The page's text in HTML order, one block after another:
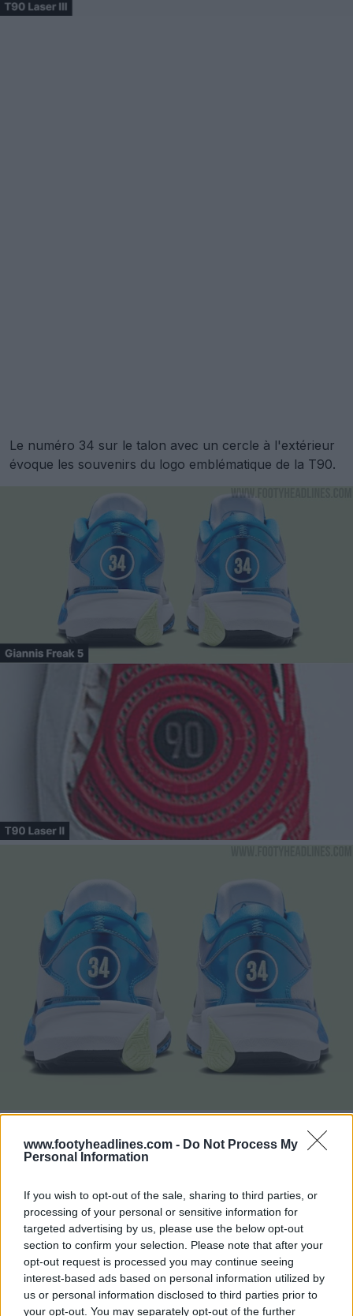
www.footyheadlines.com - Do Not Process My
Personal Information
If you wish to opt-out of the sale, sharing to third parties, or
processing of your personal or sensitive information for
targeted advertising by us, please use the below opt-out
section to confirm your selection. Please note that after your
opt-out request is processed you may continue seeing
interest-based ads based on personal information utilized by
us or personal information disclosed to third parties prior to
your opt-out. You may separately opt-out of the further
Le numéro 34 sur le talon avec un cercle à l'extérieur
évoque les souvenirs du logo emblématique de la T90.
La Nike Giannis Freak 5 "Ode à ton premier amour"
sortira le 25 avril 2024.